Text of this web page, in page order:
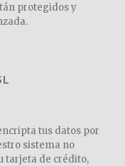
protegidos y
tus datos por
sistema no
tarjeta de crédito,